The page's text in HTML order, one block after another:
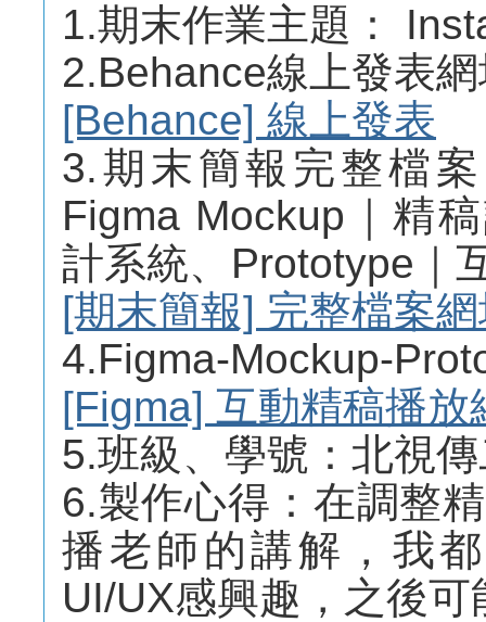
1.期末作業主題：
2.Behance線上發表
[Behance] 線上發表
3.期末簡報完整檔
Figma Mockup｜精
計系統、Prototype｜
[期末簡報] 完整檔案
4.Figma-Mockup-
[Figma] 互動精稿播放
5.班級、學號：北視
6.製作心得：在調整
播老師的講解，我
UI/UX感興趣，之後